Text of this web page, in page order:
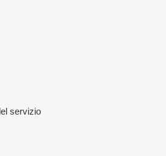
servizio